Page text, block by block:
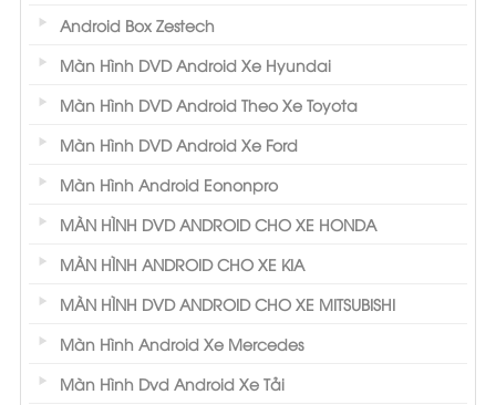
Android Box Zestech
Màn Hình DVD Android Xe Hyundai
Màn Hình DVD Android Theo Xe Toyota
Màn Hình DVD Android Xe Ford
Màn Hình Android Eononpro
MÀN HÌNH DVD ANDROID CHO XE HONDA
MÀN HÌNH ANDROID CHO XE KIA
MÀN HÌNH DVD ANDROID CHO XE MITSUBISHI
Màn Hình Android Xe Mercedes
Màn Hình Dvd Android Xe Tải